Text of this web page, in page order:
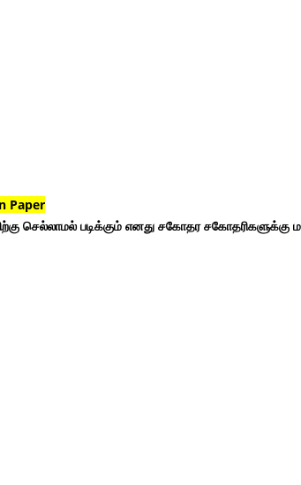
Paper
செல்லாமல் படிக்கும் எனது சகோதர சகோதரிகளுக்கு